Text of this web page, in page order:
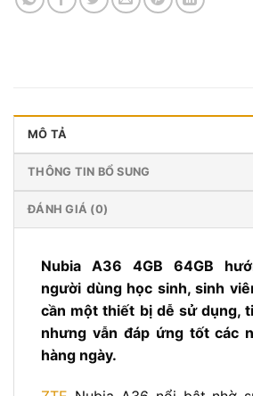
MÔ TẢ
THÔNG TIN BỔ SUNG
ĐÁNH GIÁ (0)
Nubia A36 4GB 64GB
người dùng học sinh, sinh
cần một thiết bị dễ sử dụng,
nhưng vẫn đáp ứng tốt các
hàng ngày.